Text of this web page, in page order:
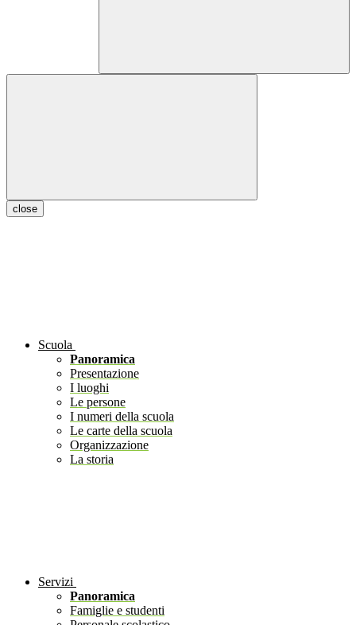
close
Scuola
Panoramica
Presentazione
I luoghi
Le persone
I numeri della scuola
Le carte della scuola
Organizzazione
La storia
Servizi
Panoramica
Famiglie e studenti